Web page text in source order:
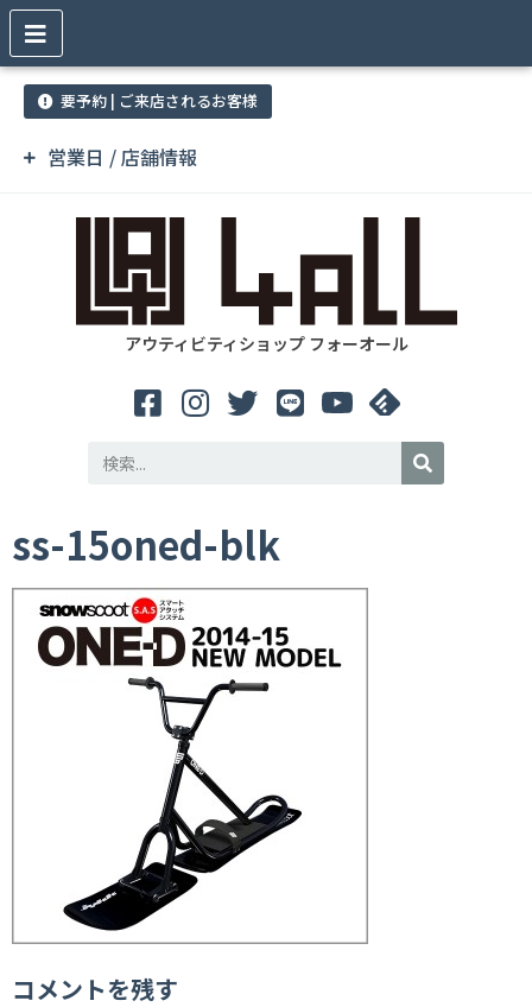
営業日 / 店舗情報
要予約 | ご来店されるお客様
アウティビティショップ フォーオール
ss-15oned-blk
コメントを残す